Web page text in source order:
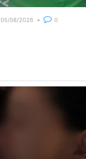
05/08/2026 0